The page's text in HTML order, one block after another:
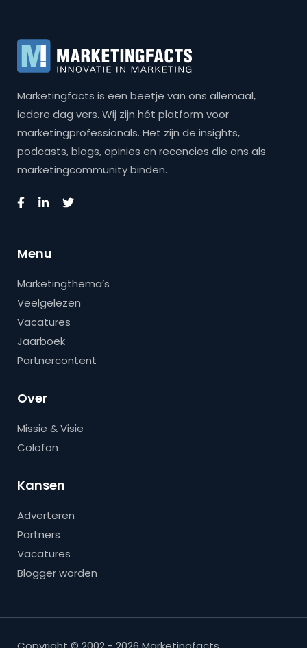
Marketingfacts is een beetje van ons allemaal,
iedere dag vers. Wij zijn hét platform voor
marketingprofessionals. Het zijn de insights,
podcasts, blogs, opinies en recencies die ons als
marketingcommunity binden.
Menu
Marketingthema’s
Veelgelezen
Vacatures
Jaarboek
Partnercontent
Over
Missie & Visie
Colofon
Kansen
Adverteren
Partners
Vacatures
Blogger worden